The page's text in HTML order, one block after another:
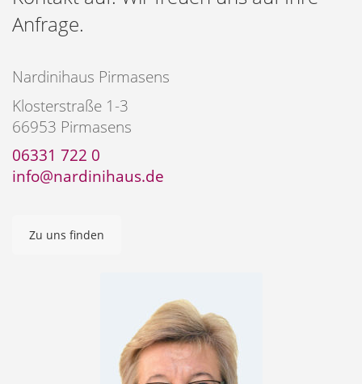
Anfrage.
Nardinihaus Pirmasens
Klosterstraße 1-3
66953 Pirmasens
06331 722 0
info@nardinihaus.de
Zu uns finden